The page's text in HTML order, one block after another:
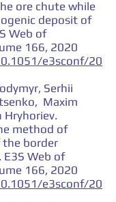
ore chute while
deposit of
Web of
166, 2020
e3sconf/20
Serhii
Maxim
Hryhoriev.
method of
border
Web of
166, 2020
e3sconf/20